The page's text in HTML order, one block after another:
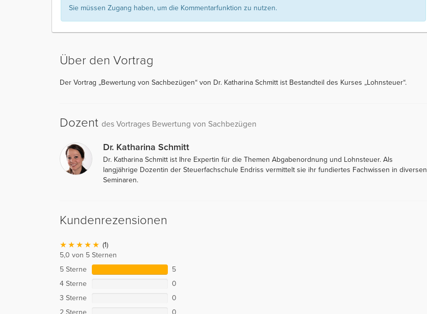
Sie müssen Zugang haben, um die Kommentarfunktion zu nutzen.
Über den Vortrag
Der Vortrag „Bewertung von Sachbezügen“ von Dr. Katharina Schmitt ist Bestandteil des Kurses „Lohnsteuer“.
Dozent des Vortrages Bewertung von Sachbezügen
Dr. Katharina Schmitt
Dr. Katharina Schmitt ist Ihre Expertin für die Themen Abgabenordnung und Lohnsteuer. Als
langjährige Dozentin der Steuerfachschule Endriss vermittelt sie ihr fundiertes Fachwissen in diversen
Seminaren.
Kundenrezensionen
(1)
5,0 von 5 Sternen
5 Sterne
5
4 Sterne
0
3 Sterne
0
2 Sterne
0